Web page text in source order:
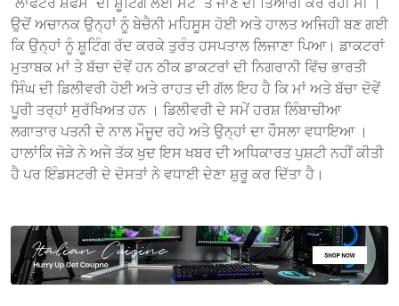
ਉਦੋਂ ਅਚਾਨਕ ਉਨ੍ਹਾਂ ਨੂੰ ਬੇਚੈਨੀ ਮਹਿਸੂਸ ਹੋਈ ਅਤੇ ਹਾਲਤ ਅਜਿਹੀ ਬਣ ਗਈ
ਕਿ ਉਨ੍ਹਾਂ ਨੂੰ ਸ਼ੂਟਿੰਗ ਰੱਦ ਕਰਕੇ ਤੁਰੰਤ ਹਸਪਤਾਲ ਲਿਜਾਣਾ ਪਿਆ। ਡਾਕਟਰਾਂ
ਮੁਤਾਬਕ ਮਾਂ ਤੇ ਬੱਚਾ ਦੋਵੇਂ ਹਨ ਠੀਕ ਡਾਕਟਰਾਂ ਦੀ ਨਿਗਰਾਨੀ ਵਿੱਚ ਭਾਰਤੀ
ਸਿੰਘ ਦੀ ਡਿਲੀਵਰੀ ਹੋਈ ਅਤੇ ਰਾਹਤ ਦੀ ਗੱਲ ਇਹ ਹੈ ਕਿ ਮਾਂ ਅਤੇ ਬੱਚਾ ਦੋਵੇਂ
ਪੂਰੀ ਤਰ੍ਹਾਂ ਸੁਰੱਖਿਅਤ ਹਨ । ਡਿਲੀਵਰੀ ਦੇ ਸਮੇਂ ਹਰਸ਼ ਲਿੰਬਾਚੀਆ
ਲਗਾਤਾਰ ਪਤਨੀ ਦੇ ਨਾਲ ਮੌਜੂਦ ਰਹੇ ਅਤੇ ਉਨ੍ਹਾਂ ਦਾ ਹੌਸਲਾ ਵਧਾਇਆ ।
ਹਾਲਾਂਕਿ ਜੋੜੇ ਨੇ ਅਜੇ ਤੱਕ ਖੁਦ ਇਸ ਖਬਰ ਦੀ ਅਧਿਕਾਰਤ ਪੁਸ਼ਟੀ ਨਹੀਂ ਕੀਤੀ
ਹੈ ਪਰ ਇੰਡਸਟਰੀ ਦੇ ਦੋਸਤਾਂ ਨੇ ਵਧਾਈ ਦੇਣਾ ਸ਼ੁਰੂ ਕਰ ਦਿੱਤਾ ਹੈ।